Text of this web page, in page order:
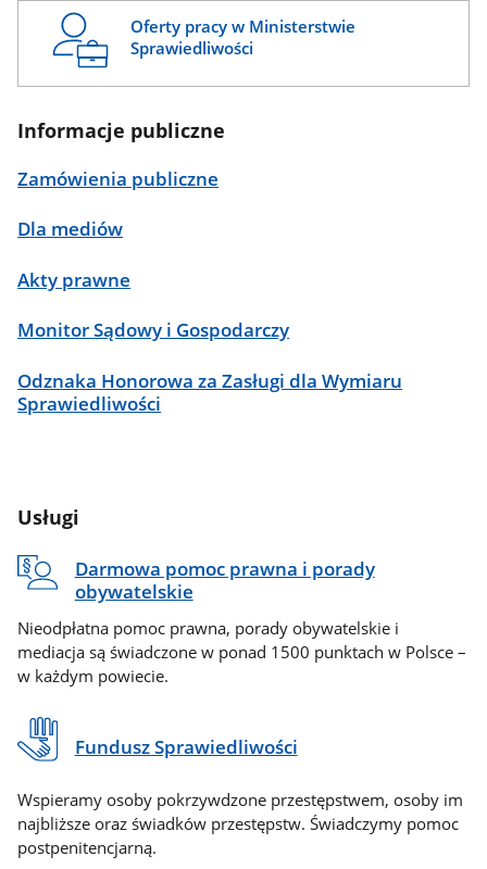
Oferty pracy w Ministerstwie
Sprawiedliwości
Informacje publiczne
Zamówienia publiczne
Dla mediów
Akty prawne
Monitor Sądowy i Gospodarczy
Odznaka Honorowa za Zasługi dla Wymiaru
Sprawiedliwości
Usługi
Darmowa pomoc prawna i porady
obywatelskie
Nieodpłatna pomoc prawna, porady obywatelskie i
mediacja są świadczone w ponad 1500 punktach w Polsce –
w każdym powiecie.
Fundusz Sprawiedliwości
Wspieramy osoby pokrzywdzone przestępstwem, osoby im
najbliższe oraz świadków przestępstw. Świadczymy pomoc
postpenitencjarną.